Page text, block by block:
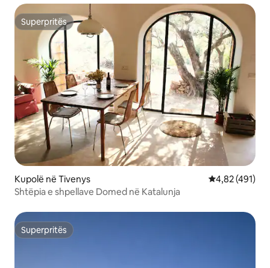
Superpritës
Superpritës
Kupolë në Tivenys Vlerësimi
4,82 (491)
Shtëpia e shpellave Domed në Katalunja
Superpritës
Superpritës